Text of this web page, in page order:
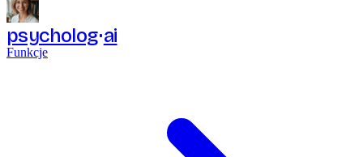
psycholog ai
Funkcje